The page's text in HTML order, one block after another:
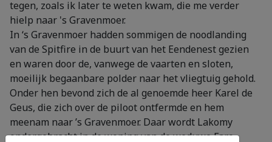
tegen, zoals ik later te weten kwam, die me verder
hielp naar 's Gravenmoer.
In ‘s Gravenmoer hadden sommigen de noodlanding
van de Spitfire in de buurt van het Eendenest gezien
en waren door de, vanwege de vaarten en sloten,
moeilijk begaanbare polder naar het vliegtuig gehold.
Onder hen bevond zich de al genoemde heer Karel de
Geus, die zich over de piloot ontfermde en hem
meenam naar ’s Gravenmoer. Daar wordt Lakomy
ondergebracht in de woning van de weduwe Faro,